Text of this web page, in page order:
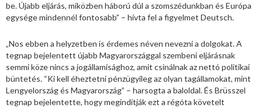
be. Újabb eljárás, miközben háború dúl a szomszédunkban és Európa
egysége mindennél fontosabb” – hívta fel a figyelmet Deutsch.
„Nos ebben a helyzetben is érdemes néven nevezni a dolgokat. A
tegnap bejelentett újabb Magyarországgal szembeni eljárásnak
semmi köze nincs a jogállamisághoz, amit csinálnak az nettó politikai
büntetés. “Ki kell éheztetni pénzügyileg az olyan tagállamokat, mint
Lengyelország és Magyarország” – harsogta a baloldal. És Brüsszel
tegnap bejelentette, hogy megindítják ezt a régóta követelt